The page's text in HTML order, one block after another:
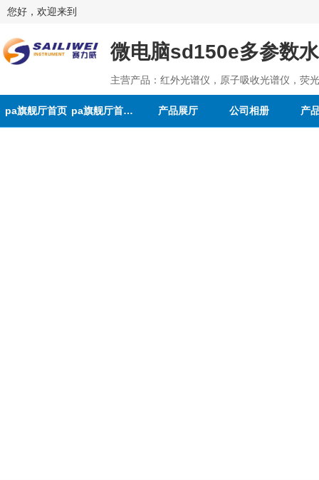
您好，欢迎来到
微电脑sd150e多参数
主营产品：红外光谱仪，原子吸收光谱仪，荧
pa旗舰厅首页 pa旗舰厅首页的介绍 产品展厅 公司相册 产